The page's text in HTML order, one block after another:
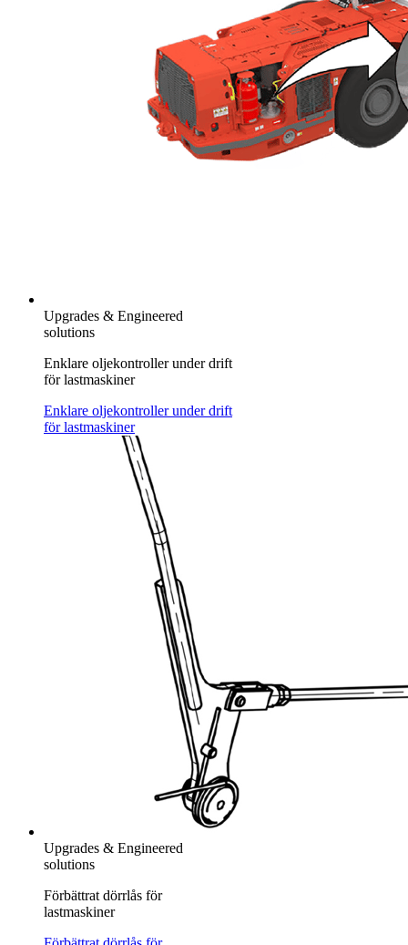
Upgrades & Engineered
solutions
Enklare oljekontroller under drift
för lastmaskiner
Enklare oljekontroller under drift
för lastmaskiner
Upgrades & Engineered
solutions
Förbättrat dörrlås för
lastmaskiner